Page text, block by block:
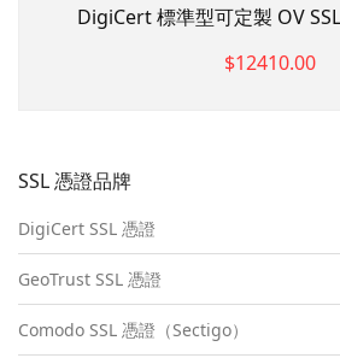
DigiCert 標準型可定製 OV SSL
$12410.00
SSL 憑證品牌
DigiCert SSL 憑證
GeoTrust SSL 憑證
Comodo SSL 憑證（Sectigo）